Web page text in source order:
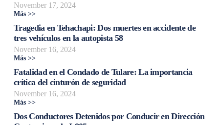
November 17, 2024
Más >>
Tragedia en Tehachapi: Dos muertes en accidente de
tres vehículos en la autopista 58
November 16, 2024
Más >>
Fatalidad en el Condado de Tulare: La importancia
crítica del cinturón de seguridad
November 16, 2024
Más >>
Dos Conductores Detenidos por Conducir en Dirección